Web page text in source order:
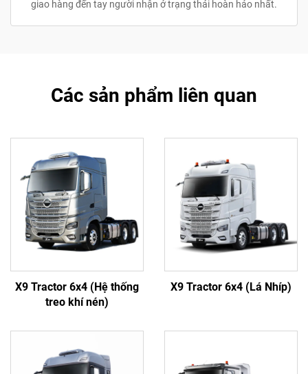
giao hàng đến tay người nhận ở trạng thái hoàn hảo nhất.
Các sản phẩm liên quan
X9 Tractor 6x4 (Hệ thống
treo khí nén)
X9 Tractor 6x4 (Lá Nhíp)